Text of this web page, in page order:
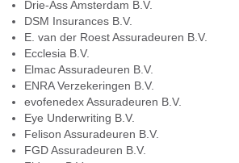
Drie-Ass Amsterdam B.V.
DSM Insurances B.V.
E. van der Roest Assuradeuren B.V.
Ecclesia B.V.
Elmac Assuradeuren B.V.
ENRA Verzekeringen B.V.
evofenedex Assuradeuren B.V.
Eye Underwriting B.V.
Felison Assuradeuren B.V.
FGD Assuradeuren B.V.